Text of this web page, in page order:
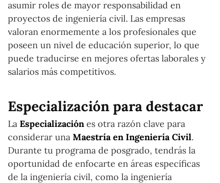
asumir roles de mayor responsabilidad en
proyectos de ingeniería civil. Las empresas
valoran enormemente a los profesionales que
poseen un nivel de educación superior, lo que
puede traducirse en mejores ofertas laborales y
salarios más competitivos.
Especialización para destacar
La Especializaciónes otra razón clave para
considerar una Maestría en Ingeniería Civil.
Durante tu programa de posgrado, tendrás la
oportunidad de enfocarte en áreas específicas
de la ingeniería civil, como la ingeniería